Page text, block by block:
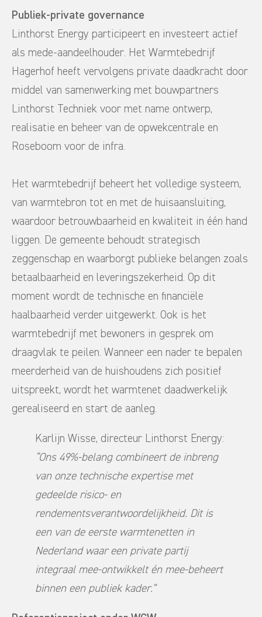
Publiek-private governance
Linthorst Energy participeert en investeert actief
als mede-aandeelhouder. Het Warmtebedrijf
Hagerhof heeft vervolgens private daadkracht door
middel van samenwerking met bouwpartners
Linthorst Techniek voor met name ontwerp,
realisatie en beheer van de opwekcentrale en
Roseboom voor de infra.
Het warmtebedrijf beheert het volledige systeem,
van warmtebron tot en met de huisaansluiting,
waardoor betrouwbaarheid en kwaliteit in één hand
liggen. De gemeente behoudt strategisch
zeggenschap en waarborgt publieke belangen zoals
betaalbaarheid en leveringszekerheid. Op dit
moment wordt de technische en financiële
haalbaarheid verder uitgewerkt. Ook is het
warmtebedrijf met bewoners in gesprek om
draagvlak te peilen. Wanneer een nader te bepalen
meerderheid van de huishoudens zich positief
uitspreekt, wordt het warmtenet daadwerkelijk
gerealiseerd en start de aanleg.
Karlijn Wisse, directeur Linthorst Energy:
“Ons 49%-belang combineert de inbreng
van onze technische expertise met
gedeelde risico- en
rendementsverantwoordelijkheid. Dit is
een van de eerste warmtenetten in
Nederland waar een private partij
integraal mee-ontwikkelt én mee-beheert
binnen een publiek kader.”